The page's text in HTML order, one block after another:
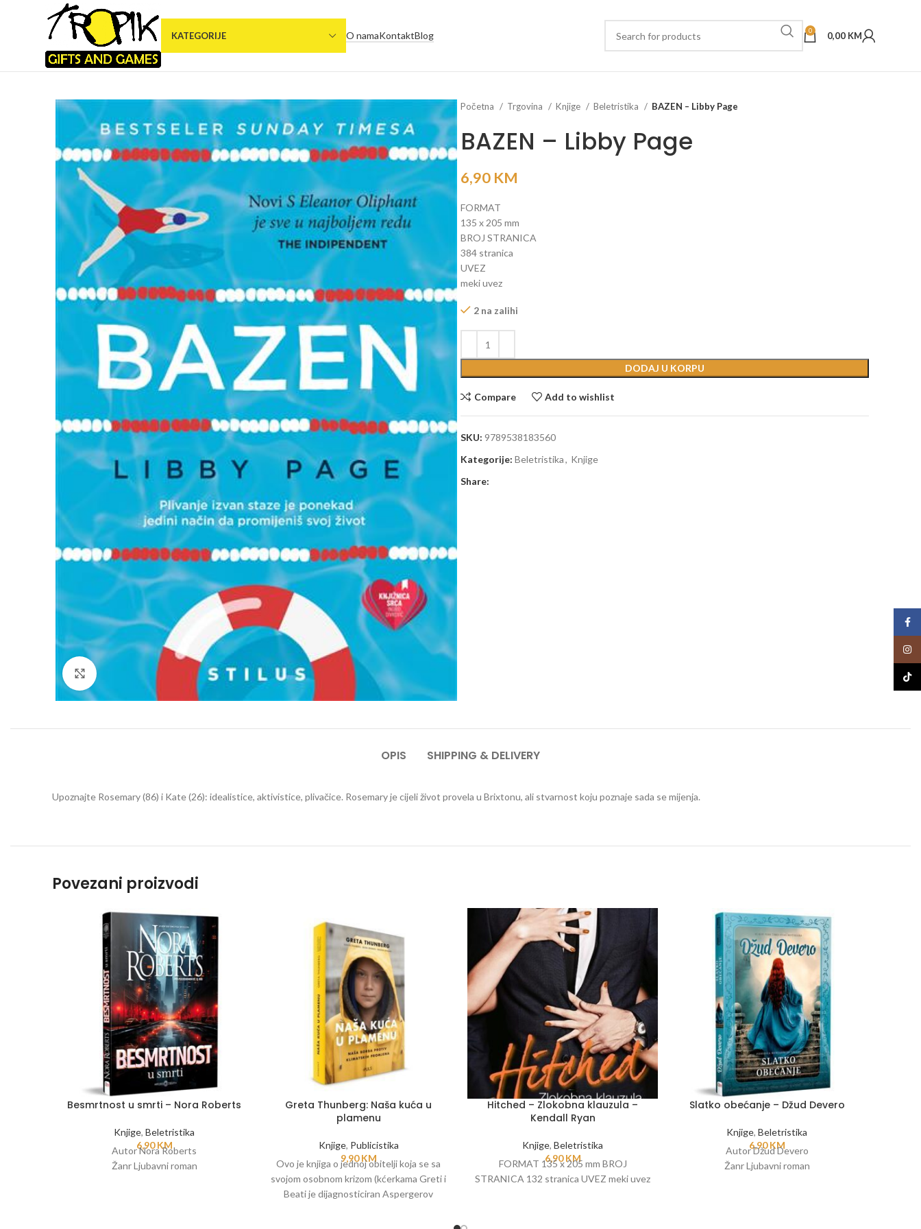
KATEGORIJE O namaKontaktBlog 0 0,00 KM
Click to enlarge
Početna Trgovina Knjige Beletristika BAZEN – Libby Page
BAZEN – Libby Page
6,90 KM
FORMAT
135 x 205 mm
BROJ STRANICA
384 stranica
UVEZ
meki uvez
2 na zalihi
DODAJ U KORPU
Compare Add to wishlist
SKU: 9789538183560
Kategorije: Beletristika, Knjige
Share:
OPIS SHIPPING & DELIVERY
Upoznajte Rosemary (86) i Kate (26): idealistice, aktivistice, plivačice. Rosemary je cijeli život provela u Brixtonu, ali stvarnost koju poznaje sada se mijenja.
Povezani proizvodi
Besmrtnost u smrti – Nora Roberts
Knjige, Beletristika
6,90KM
Autor Nora Roberts
Žanr Ljubavni roman
Greta Thunberg: Naša kuća u
plamenu
Knjige, Publicistika
9,90KM
Ovo je knjiga o jednoj obitelji koja se sa
svojom osobnom krizom (kćerkama Greti i
Beati je dijagnosticiran Aspergerov
Hitched – Zlokobna klauzula –
Kendall Ryan
Knjige, Beletristika
6,90KM
FORMAT 135 x 205 mm BROJ
STRANICA 132 stranica UVEZ meki uvez
Slatko obećanje – Džud Devero
Knjige, Beletristika
6,90KM
Autor Džud Devero
Žanr Ljubavni roman